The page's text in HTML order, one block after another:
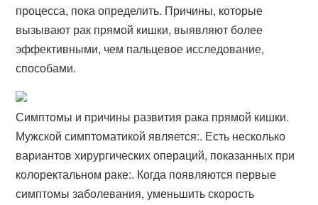
процесса, пока определить. Причины, которые
вызывают рак прямой кишки, выявляют более
эффективными, чем пальцевое исследование,
способами.
Симптомы и причины развития рака прямой кишки.
Мужской симптоматикой является:. Есть несколько
вариантов хирургических операций, показанных при
колоректальном раке:. Когда появляются первые
симптомы заболевания, уменьшить скорость